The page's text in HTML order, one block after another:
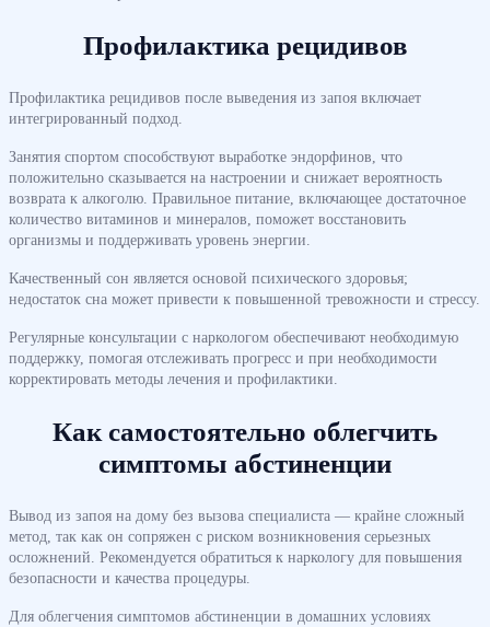
Профилактика рецидивов
Профилактика рецидивов после выведения из запоя включает
интегрированный подход.
Занятия спортом способствуют выработке эндорфинов, что
положительно сказывается на настроении и снижает вероятность
возврата к алкоголю. Правильное питание, включающее достаточное
количество витаминов и минералов, поможет восстановить
организмы и поддерживать уровень энергии.
Качественный сон является основой психического здоровья;
недостаток сна может привести к повышенной тревожности и стрессу.
Регулярные консультации с наркологом обеспечивают необходимую
поддержку, помогая отслеживать прогресс и при необходимости
корректировать методы лечения и профилактики.
Как самостоятельно облегчить
симптомы абстиненции
Вывод из запоя на дому без вызова специалиста — крайне сложный
метод, так как он сопряжен с риском возникновения серьезных
осложнений. Рекомендуется обратиться к наркологу для повышения
безопасности и качества процедуры.
Для облегчения симптомов абстиненции в домашних условиях